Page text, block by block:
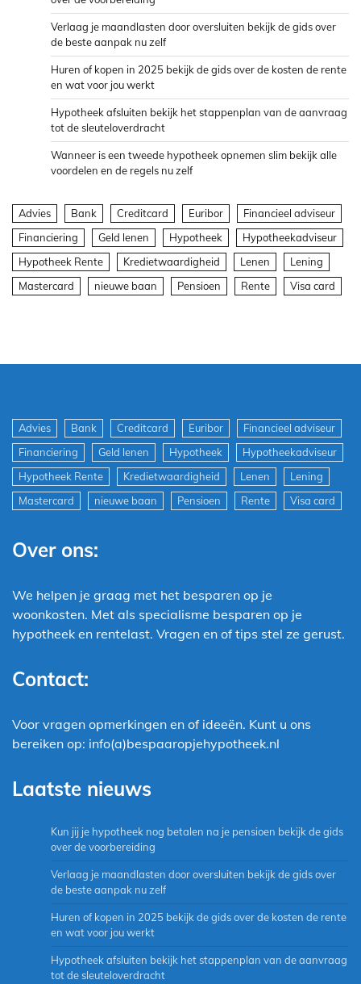
Verlaag je maandlasten door oversluiten bekijk de gids over
de beste aanpak nu zelf
Huren of kopen in 2025 bekijk de gids over de kosten de rente
en wat voor jou werkt
Hypotheek afsluiten bekijk het stappenplan van de aanvraag
tot de sleuteloverdracht
Wanneer is een tweede hypotheek opnemen slim bekijk alle
voordelen en de regels nu zelf
Advies Bank Creditcard Euribor
Financieel adviseur
Financiering
Geld lenen Hypotheek
Hypotheekadviseur
Hypotheek Rente
Kredietwaardigheid Lenen
Lening
Mastercard
nieuwe baan Pensioen Rente Visa card
Advies Bank Creditcard Euribor
Financieel adviseur
Financiering
Geld lenen Hypotheek
Hypotheekadviseur
Hypotheek Rente
Kredietwaardigheid Lenen
Lening
Mastercard
nieuwe baan Pensioen Rente Visa card
Over ons:
We helpen je graag met het besparen op je
woonkosten. Met als specialisme besparen op je
hypotheek en rentelast. Vragen en of tips stel ze gerust.
Contact:
Voor vragen opmerkingen en of ideeën. Kunt u ons
bereiken op: info(a)bespaaropjehypotheek.nl
Laatste nieuws
Kun jij je hypotheek nog betalen na je pensioen bekijk de gids
over de voorbereiding
Verlaag je maandlasten door oversluiten bekijk de gids over
de beste aanpak nu zelf
Huren of kopen in 2025 bekijk de gids over de kosten de rente
en wat voor jou werkt
Hypotheek afsluiten bekijk het stappenplan van de aanvraag
tot de sleuteloverdracht